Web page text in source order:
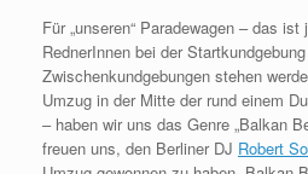
Für „unseren“ Paradewagen – das
RednerInnen bei der
Zwischenkundgebungen stehen
Umzug in der Mitte der rund einem
– haben wir uns das Genre „Balkan
freuen uns, den Berliner DJ Robert